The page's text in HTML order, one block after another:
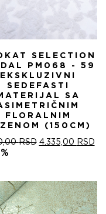
SELECTION
PM068 - 59
EKSKLUZIVNI
SEDEFASTI
SA
FLORALNIM
(150CM)
RSD ОРИГИНАЛНА
5.100,00 RSD.
4.335,00 RSD